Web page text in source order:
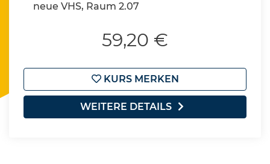
neue VHS, Raum 2.07
59,20 €
KURS MERKEN
WEITERE DETAILS